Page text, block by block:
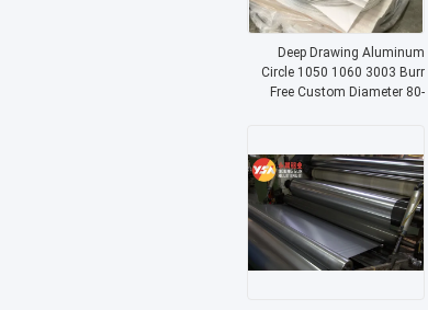
Deep Drawing Aluminum
Circle 1050 1060 3003 Burr
Free Custom Diameter 80-